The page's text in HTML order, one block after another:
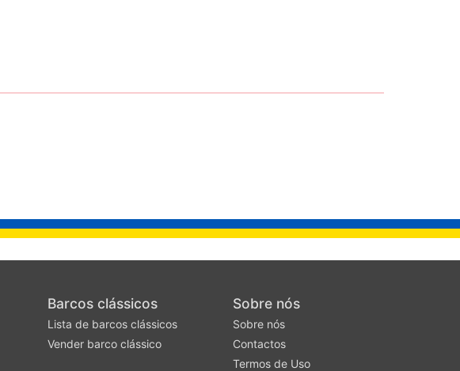
Barcos clássicos
Lista de barcos clássicos
Vender barco clássico
Sobre nós
Sobre nós
Contactos
Termos de Uso